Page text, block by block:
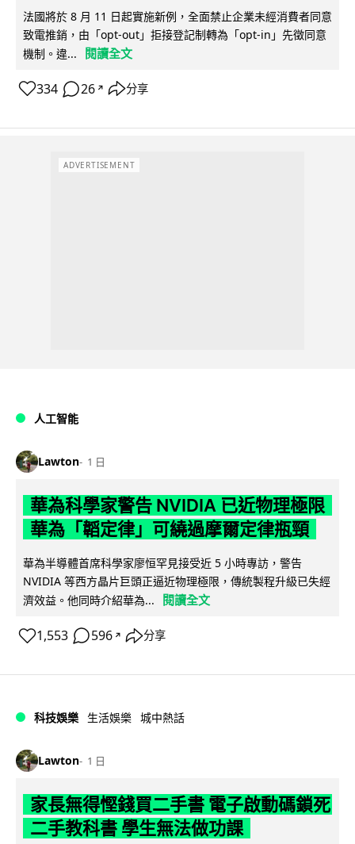
法國將於 8 月 11 日起實施新例，全面禁止企業未經消費者同意
致電推銷，由「opt-out」拒接登記制轉為「opt-in」先徵同意
機制。違...
閱讀全文
334 26 ↗ 分享
ADVERTISEMENT
人工智能
Lawton 1 日
華為科學家警告 NVIDIA 已近物理極限
華為「韜定律」可繞過摩爾定律瓶頸
華為半導體首席科學家廖恒罕見接受近 5 小時專訪，警告
NVIDIA 等西方晶片巨頭正逼近物理極限，傳統製程升級已失經
濟效益。他同時介紹華為...
閱讀全文
1,553 596 ↗ 分享
科技娛樂 生活娛樂 城中熱話
Lawton 1 日
家長無得慳錢買二手書 電子啟動碼鎖死
二手教科書 學生無法做功課